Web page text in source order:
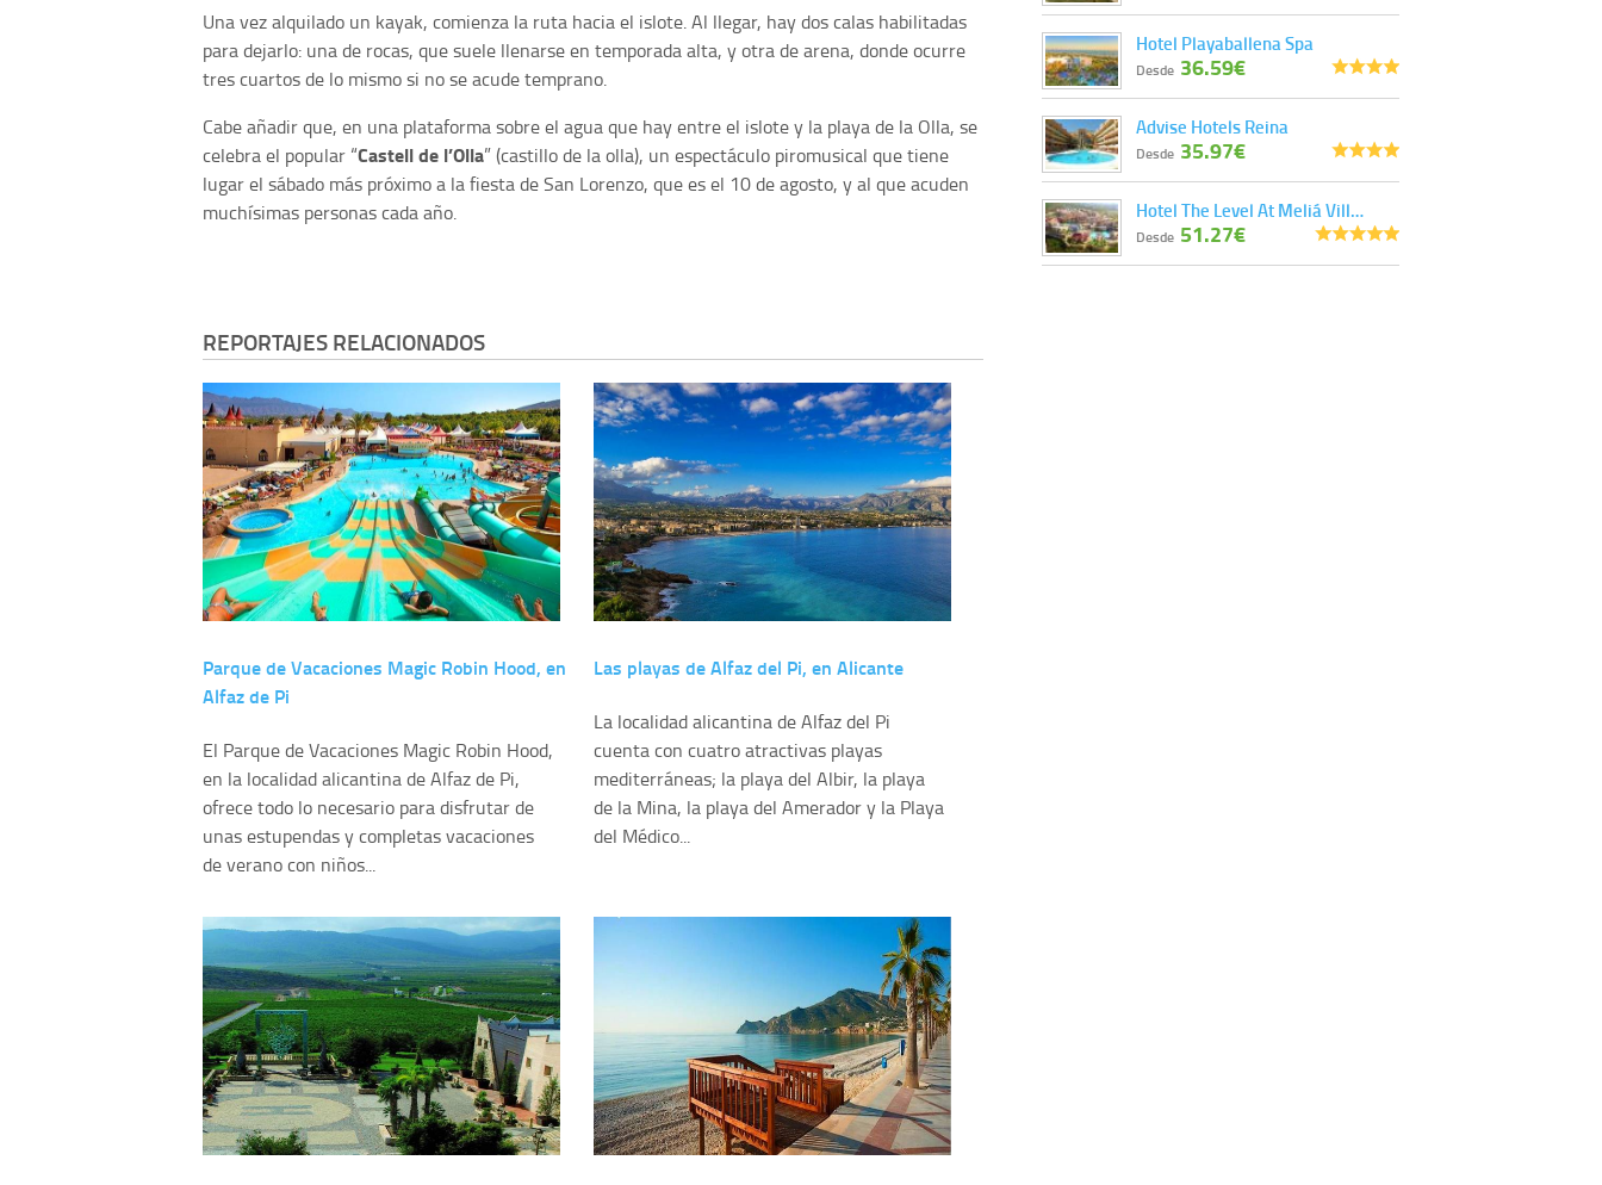
Una vez alquilado un kayak, comienza la ruta hacia el islote. Al llegar, hay dos calas habilitadas
para dejarlo: una de rocas, que suele llenarse en temporada alta, y otra de arena, donde ocurre
tres cuartos de lo mismo si no se acude temprano.
Cabe añadir que, en una plataforma sobre el agua que hay entre el islote y la playa de la Olla, se
celebra el popular “Castell de l’Olla” (castillo de la olla), un espectáculo piromusical que tiene
lugar el sábado más próximo a la fiesta de San Lorenzo, que es el 10 de agosto, y al que acuden
muchísimas personas cada año.
REPORTAJES RELACIONADOS
Parque de Vacaciones Magic Robin Hood, en
Alfaz de Pi
El Parque de Vacaciones Magic Robin Hood,
en la localidad alicantina de Alfaz de Pi,
ofrece todo lo necesario para disfrutar de
unas estupendas y completas vacaciones
de verano con niños...
Las playas de Alfaz del Pi, en Alicante
La localidad alicantina de Alfaz del Pi
cuenta con cuatro atractivas playas
mediterráneas; la playa del Albir, la playa
de la Mina, la playa del Amerador y la Playa
del Médico...
Hotel Playaballena Spa
Desde 36.59€
Advise Hotels Reina
Desde 35.97€
Hotel The Level At Meliá Vill…
Desde 51.27€